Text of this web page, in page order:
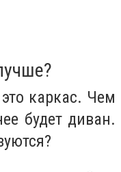
каркас. Чем
будет диван.